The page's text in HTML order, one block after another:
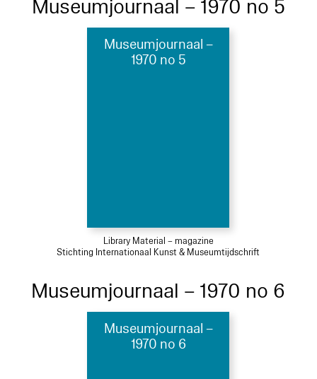
Museumjournaal – 1970 no 5
Museumjournaal –
1970 no 5
Library Material – magazine
Stichting Internationaal Kunst & Museumtijdschrift
Museumjournaal – 1970 no 6
Museumjournaal –
1970 no 6